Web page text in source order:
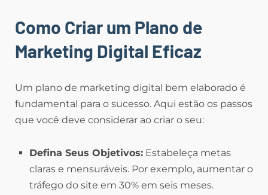
Como Criar um Plano de
Marketing Digital Eficaz
Um plano de marketing digital bem elaborado é
fundamental para o sucesso. Aqui estão os passos
que você deve considerar ao criar o seu:
Defina Seus Objetivos: Estabeleça metas
claras e mensuráveis. Por exemplo, aumentar o
tráfego do site em 30% em seis meses.